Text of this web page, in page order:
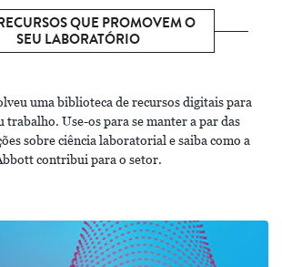
QUE PROMOVEM O
SEU LABORATÓRIO
uma biblioteca de recursos digitais para
trabalho. Use-os para se manter a par das
sobre ciência laboratorial e saiba como a
contribui para o setor.